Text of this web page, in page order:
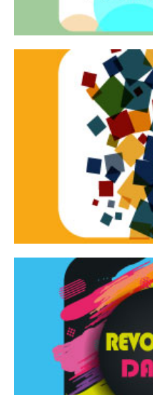
Tracce
Tracce Dinamiche è
Rassegna di danza